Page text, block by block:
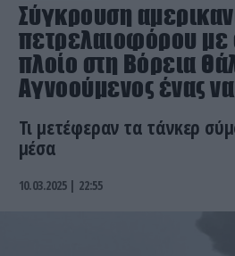
Σύγκρουση
πετρελαιοφόρου
πλοίο στη Βόρεια
Αγνοούμενος ένας
Τι μετέφεραν τα τάνκερ
μέσα
10.03.2025 | 22:55